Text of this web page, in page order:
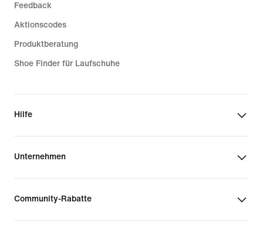
Feedback
Aktionscodes
Produktberatung
Shoe Finder für Laufschuhe
Hilfe
Unternehmen
Community-Rabatte